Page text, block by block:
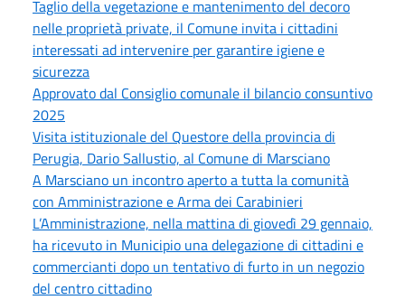
Taglio della vegetazione e mantenimento del decoro
nelle proprietà private, il Comune invita i cittadini
interessati ad intervenire per garantire igiene e
sicurezza
Approvato dal Consiglio comunale il bilancio consuntivo
2025
Visita istituzionale del Questore della provincia di
Perugia, Dario Sallustio, al Comune di Marsciano
A Marsciano un incontro aperto a tutta la comunità
con Amministrazione e Arma dei Carabinieri
L’Amministrazione, nella mattina di giovedì 29 gennaio,
ha ricevuto in Municipio una delegazione di cittadini e
commercianti dopo un tentativo di furto in un negozio
del centro cittadino